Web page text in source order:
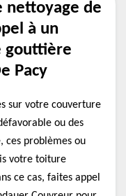
nettoyage de
à un
gouttière
Pacy
sur votre couverture
ou des
ces problèmes ou
votre toiture
ce cas, faites appel